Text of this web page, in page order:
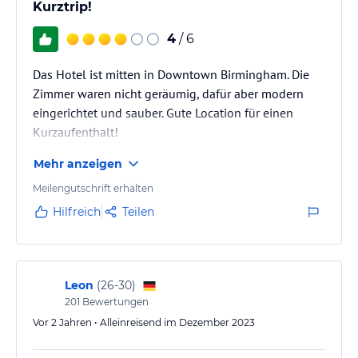
Kurztrip!
4 / 6
Das Hotel ist mitten in Downtown Birmingham. Die
Zimmer waren nicht geräumig, dafür aber modern
eingerichtet und sauber. Gute Location für einen
Kurzaufenthalt!
Mehr anzeigen
Meilengutschrift erhalten
Hilfreich Teilen
Leon (26-30)
201 Bewertungen
Vor 2 Jahren • Alleinreisend im Dezember 2023